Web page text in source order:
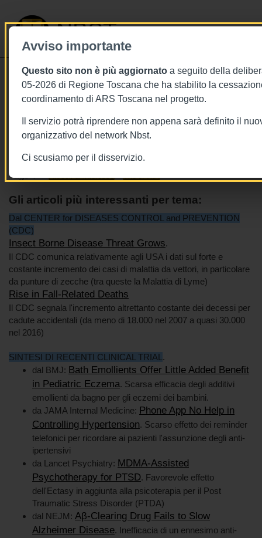
Avviso importante
Questo sito non è più aggiornato a seguito della
05-2026 di Regione Toscana che ha stabilito la
coordinamento di ARS Toscana nel progetto.
Il servizio potrà riprendere non appena sarà definito il
organizzativo del network Nbst.
Ci scusiamo per il disservizio.
NBST
Toggle
26 giugno 2018 - This week in JAMA
Tags
Gli articoli più interessanti per tema:
Dal CENTER for DISEASES CONTROL and PREVENTION
(CDC)
Insect Borne Disease Threat Grows.
Il CDC comunica relativamente agli USA i dati sul forte e
costante incremento dei casi di malattia da vettori, in particolare
da punture di zecche (tra queste la Malattia di Lyme)
Rise in Fall-Related Deaths
Il CDC segnala l'incremento altrettanto costante dei decessi per
cadute accidentali (da meno di 18.000 nel 2007 a quasi 30.000
nel 2016)
SINTESI DI RECENTI CLINICAL TRIAL .
dal BMJ: Bath Emollients Offer Little Added Benefit
in Pediatric Eczema. Scarsa efficacia degli additivi
emollienti da bagno per gli eczemi dei bambini.
da JAMA Internal Medicine: Phone App No Help in
Controlling Hypertension. Scarso effetto dei reminder
telefonici per ricordare ai pazienti l'assunzione degli anti-
ipertensivi
da Lancet Psychiatry: MDMA-Assisted
Psychotherapy for PTSD. Favorevole effetto
dell'Ectasy in aggiunta alla psicoterapia per il Post
Traumatic Stress Disorder (PTDA)
dal NEJM: Aβ-Clearing Drug Fails to Slow
Alzheimer Disease. Inefficacia di un ennesimo anti-